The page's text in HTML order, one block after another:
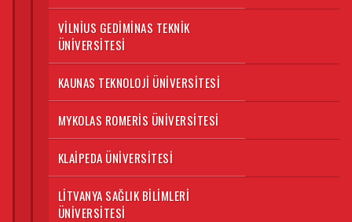
VILNIUS GEDIMINAS TEKNIK
ÜNIVERSITESI
KAUNAS TEKNOLOJI ÜNIVERSITESI
MYKOLAS ROMERIS ÜNIVERSITESI
KLAIPEDA ÜNIVERSITESI
LITVANYA SAĞLIK BILIMLERI
ÜNIVERSITESI